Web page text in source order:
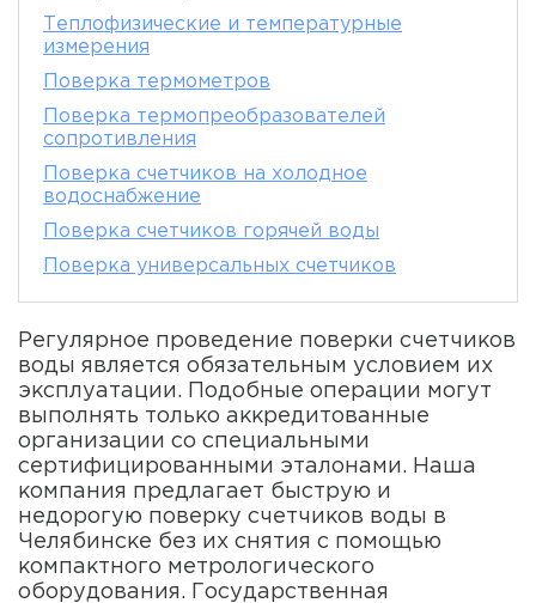
Теплофизические и температурные
измерения
Поверка термометров
Поверка термопреобразователей
сопротивления
Поверка счетчиков на холодное
водоснабжение
Поверка счетчиков горячей воды
Поверка универсальных счетчиков
Регулярное проведение поверки счетчиков
воды является обязательным условием их
эксплуатации. Подобные операции могут
выполнять только аккредитованные
организации со специальными
сертифицированными эталонами. Наша
компания предлагает быструю и
недорогую поверку счетчиков воды в
Челябинске без их снятия с помощью
компактного метрологического
оборудования. Государственная